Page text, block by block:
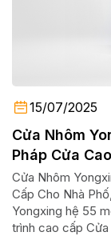
15/07/2025
Cửa Nhôm
Pháp Cửa
Nghệ An, Hà
Cửa Nhôm
Cấp Cho Nhà
Yongxing hệ 55
trình cao cấp